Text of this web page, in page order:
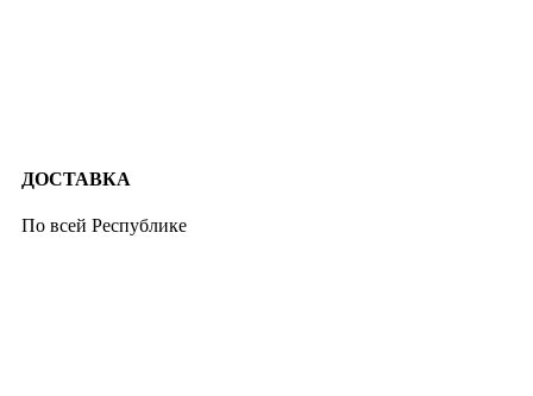
ДОСТАВКА
По всей Республике